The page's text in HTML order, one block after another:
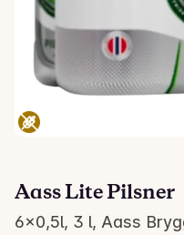
Aass Lite Pilsner
6x0,5l, 3 l, Aass